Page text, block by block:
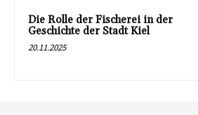
Die Rolle der Fischerei in der
Geschichte der Stadt Kiel
20.11.2025